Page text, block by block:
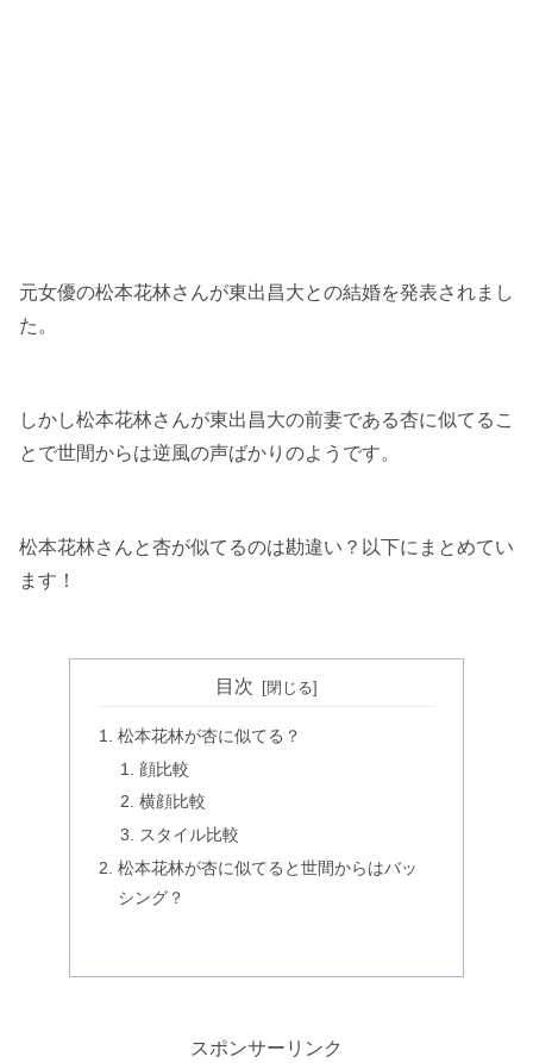
元女優の松本花林さんが東出昌大との結婚を発表されまし
た。
しかし松本花林さんが東出昌大の前妻である杏に似てるこ
とで世間からは逆風の声ばかりのようです。
松本花林さんと杏が似てるのは勘違い？以下にまとめてい
ます！
目次
松本花林が杏に似てる？
顔比較
横顔比較
スタイル比較
松本花林が杏に似てると世間からはバッ
シング？
スポンサーリンク